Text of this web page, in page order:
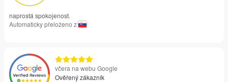
naprostá spokojenost.
Automaticky přeloženo z
včera na webu Google
Ověřený zákazník